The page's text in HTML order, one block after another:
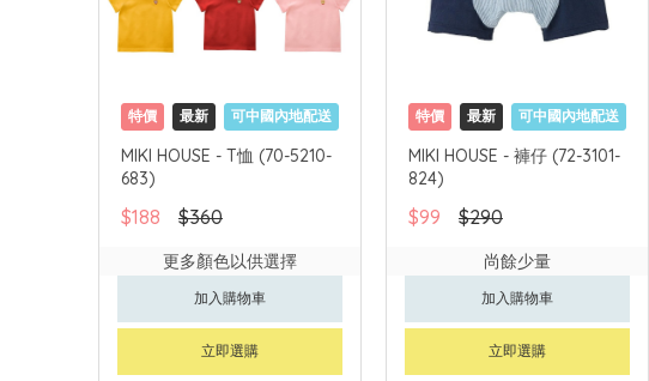
特價 最新 可中國內地配送
MIKI HOUSE - T恤 (70-5210-
683)
$188 $360
更多顏色以供選擇
加入購物車
立即選購
特價 最新 可中國內地配送
MIKI HOUSE - 褲仔 (72-3101-
824)
$99 $290
尚餘少量
加入購物車
立即選購